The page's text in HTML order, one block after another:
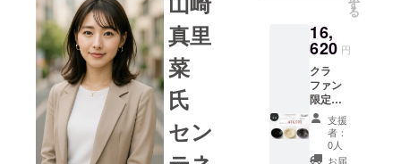
真里
菜
氏
セン
塗装
（金が
混ざっ
てるデ
ザイン
は剥が
れ防止
のため
表面に
ウレタ
す
る
16,
620 円
クラ
ファン
限定価
格
ディー
ププ
レート
支援
者：
0人
お届